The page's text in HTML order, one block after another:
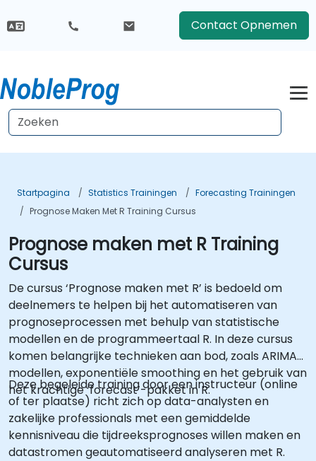
Contact Opnemen
Startpagina Statistics Trainingen
Forecasting Trainingen
Prognose Maken Met R Training Cursus
Prognose maken met R Training
Cursus
De cursus ‘Prognose maken met R’ is bedoeld om
deelnemers te helpen bij het automatiseren van
prognoseprocessen met behulp van statistische
modellen en de programmeertaal R. In deze cursus
komen belangrijke technieken aan bod, zoals ARIMA-
modellen, exponentiële smoothing en het gebruik van
het krachtige ‘forecast’-pakket in R.
Deze begeleide training door een instructeur (online
of ter plaatse) richt zich op data-analysten en
zakelijke professionals met een gemiddelde
kennisniveau die tijdreeksprognoses willen maken en
datastromen geautomatiseerd analyseren met R.